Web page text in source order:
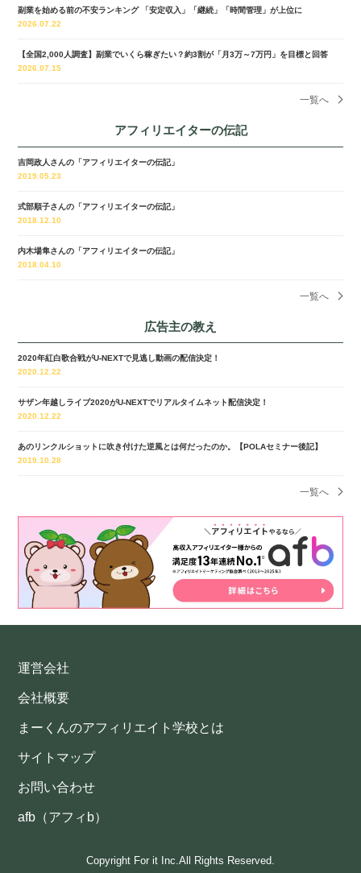
副業を始める前の不安ランキング 「安定収入」「継続」「時間管理」が上位に
2026.07.22
【全国2,000人調査】副業でいくら稼ぎたい？約3割が「月3万～7万円」を目標と回答
2026.07.15
一覧へ
アフィリエイターの伝記
吉岡政人さんの「アフィリエイターの伝記」
2019.05.23
式部順子さんの「アフィリエイターの伝記」
2018.12.10
内木場隼さんの「アフィリエイターの伝記」
2018.04.10
一覧へ
広告主の教え
2020年紅白歌合戦がU-NEXTで見逃し動画の配信決定！
2020.12.22
サザン年越しライブ2020がU-NEXTでリアルタイムネット配信決定！
2020.12.22
あのリンクルショットに吹き付けた逆風とは何だったのか。【POLAセミナー後記】
2019.10.28
一覧へ
運営会社
会社概要
まーくんのアフィリエイト学校とは
サイトマップ
お問い合わせ
afb（アフィb）
Copyright For it Inc.All Rights Reserved.